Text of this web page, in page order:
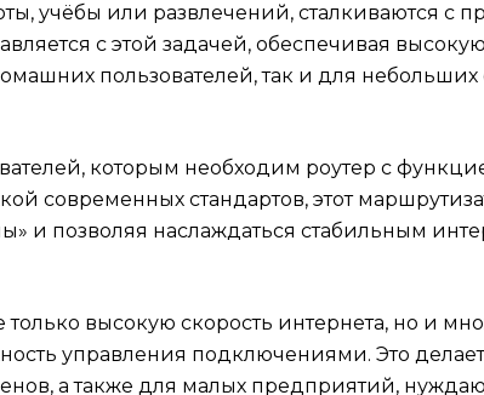
также для малых предприятий,
в надежном сети для
работы.Обеспечьте здоровый
учёбы или развлечений, сталкиваются с
с этой задачей, обеспечивая
пользователей, так и для небольших
которым необходим роутер с
стандартов, этот
и позволяя наслаждаться стабильным
высокую скорость интернета, но и
управления подключениями. Это
а также для малых предприятий,